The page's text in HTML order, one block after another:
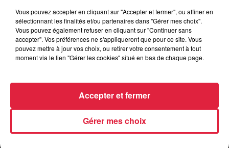
Tarif Gratuit
Vous pouvez accepter en cliquant sur "Accepter et fermer", ou affiner en
sélectionnant les finalités et/ou partenaires dans "Gérer mes choix".
Vous pouvez également refuser en cliquant sur "Continuer sans
accepter". Vos préférences ne s'appliqueront que pour ce site. Vous
pouvez mettre à jour vos choix, ou retirer votre consentement à tout
moment via le lien "Gérer les cookies" situé en bas de chaque page.
Gérer mes choix
Accepter et fermer